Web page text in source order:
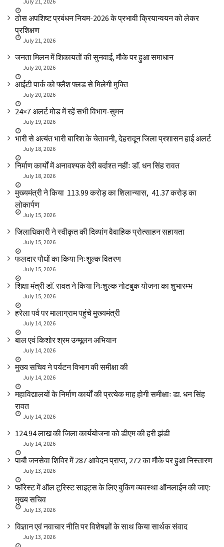
ठोस अपशिष्ट प्रबंधन नियम-2026 के प्रभावी क्रियान्वयन को लेकर
प्रशिक्षण
July 21, 2026
जनता मिलन में शिकायतों की सुनवाई, मौके पर हुआ समाधान
July 20, 2026
आईटी पार्क को फ्लैश फ्लड से मिलेगी मुक्ति
July 20, 2026
24×7 अलर्ट मोड में रहें सभी विभाग-सुमन
July 19, 2026
भारी से अत्यंत भारी बारिश के चेतावनी, देहरादून जिला प्रशासन हाई अलर्ट
July 18, 2026
निर्माण कार्यों में अनावश्यक देरी बर्दाश्त नहींः डाॅ. धन सिंह रावत
July 18, 2026
मुख्यमंत्री ने किया ₹ 113.99 करोड़ का शिलान्यास, ₹ 41.37 करोड़ का
लोकार्पण
July 15, 2026
जिलाधिकारी ने स्वीकृत की दिव्यांग वैवाहिक प्रोत्साहन सहायता
July 15, 2026
फलदार पौधों का किया निःशुल्क वितरण
July 15, 2026
शिक्षा मंत्री डाॅ. रावत ने किया निःशुल्क नोटबुक योजना का शुभारम्भ
July 15, 2026
हरेला पर्व पर मालाग्राम पहुंचे मुख्यमंत्री
July 14, 2026
बाल एवं किशोर श्रम उन्मूलन अभियान
July 14, 2026
मुख्य सचिव ने पर्यटन विभाग की समीक्षा की
July 14, 2026
महाविद्यालयों के निर्माण कार्यों की प्रत्येक माह होगी समीक्षाः डा. धन सिंह
रावत
July 14, 2026
₹124.94 लाख की जिला कार्ययोजना को डीएम की हरी झंडी
July 14, 2026
पाबौ जनसेवा शिविर में 287 आवेदन प्राप्त, 272 का मौके पर हुआ निस्तारण
July 13, 2026
फॉरेस्ट में ऑल टूरिस्ट साइट्स के लिए बुकिंग व्यवस्था ऑनलाईन की जाएः
मुख्य सचिव
July 13, 2026
विज्ञान एवं नवाचार नीति पर विशेषज्ञों के साथ किया सार्थक संवाद
July 13, 2026